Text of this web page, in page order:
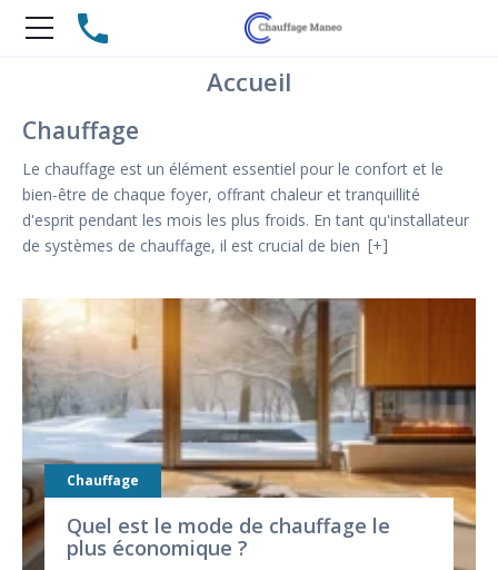
Accueil
Chauffage
Le chauffage est un élément essentiel pour le confort et le
bien-être de chaque foyer, offrant chaleur et tranquillité
d'esprit pendant les mois les plus froids. En tant qu'installateur
de systèmes de chauffage, il est crucial de bien
+
Chauffage
Quel est le mode de chauffage le
plus économique ?